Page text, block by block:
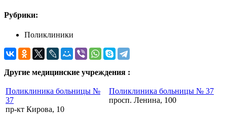
Рубрики:
Поликлиники
Другие медицинские учреждения :
Поликлиника больницы №
37
пр-кт Кирова, 10
Поликлиника больницы № 37
просп. Ленина, 100